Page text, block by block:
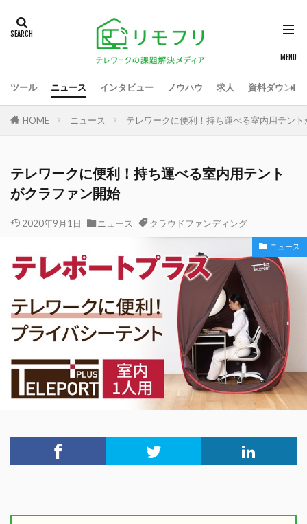
ツール ニュース インタビュー ノウハウ 求人 資料ダウンロ
HOME ニュース テレワークに便利！持ち運べる室内用テン
テレワークに便利！持ち運べる室内用テント
がクラファン開始
2020年9月1日 ニュース クラウドファンディング
ニュース